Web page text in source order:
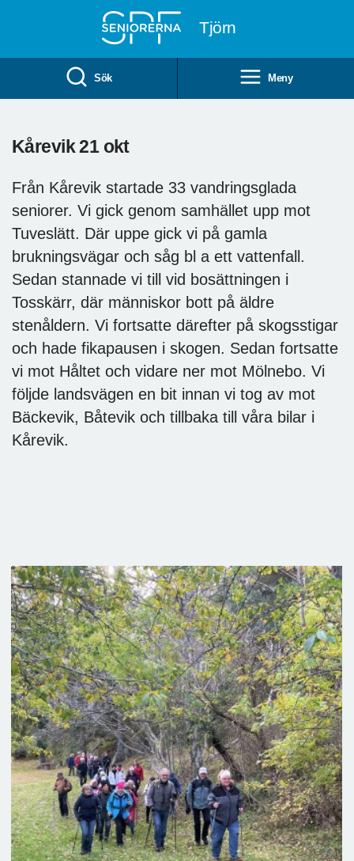
Tjörn
Sök Meny
Kårevik 21 okt
Från Kårevik startade 33 vandringsglada
seniorer. Vi gick genom samhället upp mot
Tuveslätt. Där uppe gick vi på gamla
brukningsvägar och såg bl a ett vattenfall.
Sedan stannade vi till vid bosättningen i
Tosskärr, där människor bott på äldre
stenåldern. Vi fortsatte därefter på skogsstigar
och hade fikapausen i skogen. Sedan fortsatte
vi mot Håltet och vidare ner mot Mölnebo. Vi
följde landsvägen en bit innan vi tog av mot
Bäckevik, Båtevik och tillbaka till våra bilar i
Kårevik.